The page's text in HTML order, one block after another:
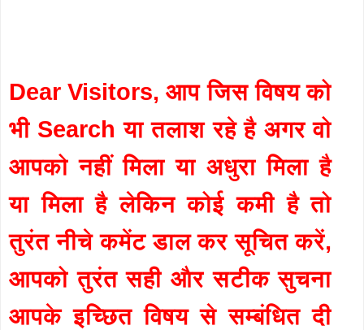
Dear Visitors, आप जिस विषय को
भी Search या तलाश रहे है अगर वो
आपको नहीं मिला या अधुरा मिला है
या मिला है लेकिन कोई कमी है तो
तुरंत नीचे कमेंट डाल कर सूचित करें,
आपको तुरंत सही और सटीक सुचना
आपके इच्छित विषय से सम्बंधित दी